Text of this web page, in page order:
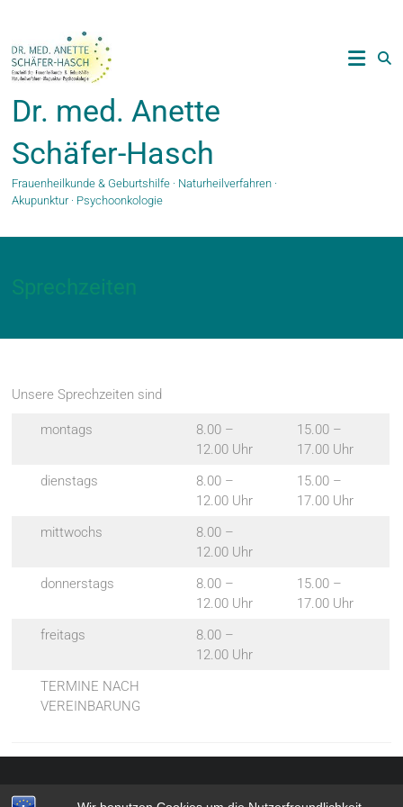
springen
Dr. med. Anette
Schäfer-Hasch
Frauenheilkunde & Geburtshilfe · Naturheilverfahren ·
Akupunktur · Psychoonkologie
Unsere Sprechzeiten sind
montags
8.00 –
12.00 Uhr
15.00 –
17.00 Uhr
dienstags
8.00 –
12.00 Uhr
15.00 –
17.00 Uhr
mittwochs
8.00 –
12.00 Uhr
donnerstags
8.00 –
12.00 Uhr
15.00 –
17.00 Uhr
freitags
8.00 –
12.00 Uhr
TERMINE NACH
VEREINBARUNG